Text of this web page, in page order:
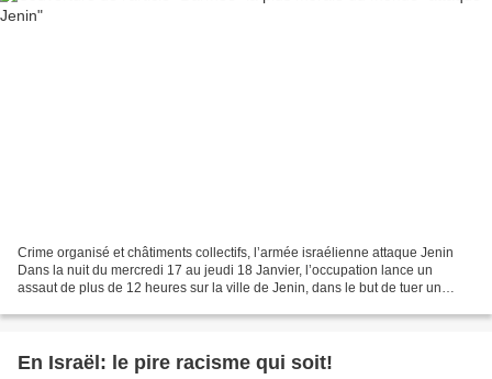
Crime organisé et châtiments collectifs, l’armée israélienne attaque Jenin
Dans la nuit du mercredi 17 au jeudi 18 Janvier, l’occupation lance un
assaut de plus de 12 heures sur la ville de Jenin, dans le but de tuer un
En Israël: le pire racisme qui soit!